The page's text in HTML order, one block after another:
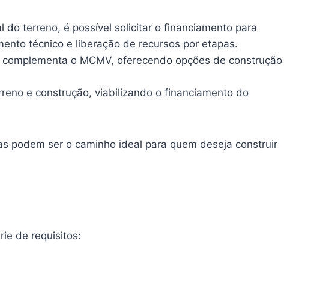
do terreno, é possível solicitar o financiamento para
técnico e liberação de recursos por etapas.
o MCMV, oferecendo opções de construção
e construção, viabilizando o financiamento do
podem ser o caminho ideal para quem deseja construir
de requisitos: